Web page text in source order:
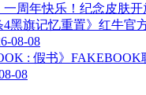
一周年快乐！纪念皮肤
4黑旗记忆重置》红牛官
08-08
: 假书》
08